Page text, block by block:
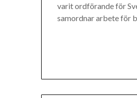
varit ordförande för
samordnar arbete för